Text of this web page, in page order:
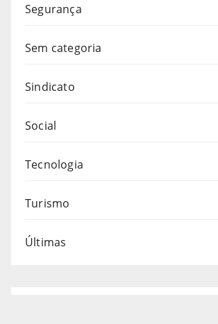
Segurança
Sem categoria
Sindicato
Social
Tecnologia
Turismo
Últimas